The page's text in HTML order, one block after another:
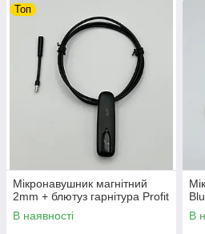
Топ
Мікронавушник магнітний
2mm + блютуз гарнітура Profit
В наявності
В